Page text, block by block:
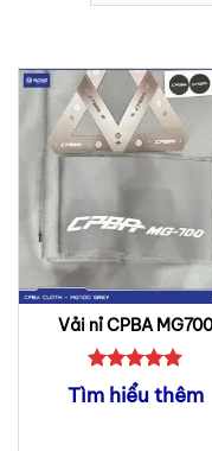
Vải nỉ CPBA MG700
Được xếp
hạng55
Tìm hiểu thêm